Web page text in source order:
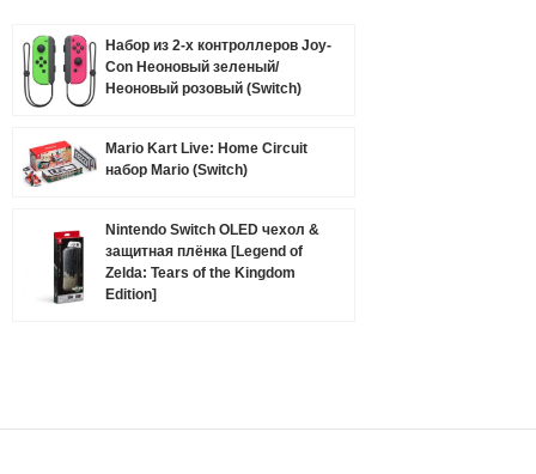
Набор из 2-х контроллеров Joy-
Con Неоновый зеленый/
Неоновый розовый (Switch)
Mario Kart Live: Home Circuit
набор Mario (Switch)
Nintendo Switch OLED чехол &
защитная плёнка [Legend of
Zelda: Tears of the Kingdom
Edition]